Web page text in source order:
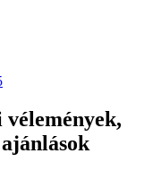
vélemények,